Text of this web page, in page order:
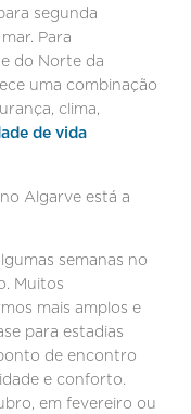
segunda
Para
do Norte da
uma combinação
clima,
de vida
Algarve está a
semanas no
Muitos
mais amplos e
para estadias
de encontro
e conforto.
em fevereiro ou